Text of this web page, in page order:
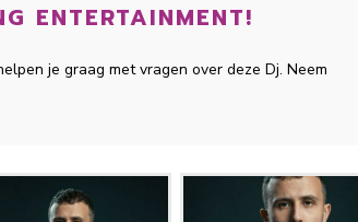
ENTERTAINMENT!
je graag met vragen over deze Dj. Neem